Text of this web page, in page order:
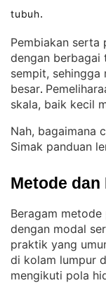
tubuh.
Pembiakan serta
dengan berbagai
sempit, sehingga
besar.
skala, baik kecil
Nah, bagaimana
Simak panduan
Metode
Beragam
dengan modal
praktik yang
di kolam lumpur
mengikuti pola